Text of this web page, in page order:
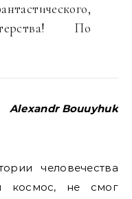
По
Alexandr Bouuyhuk
человечества
космос, не смог